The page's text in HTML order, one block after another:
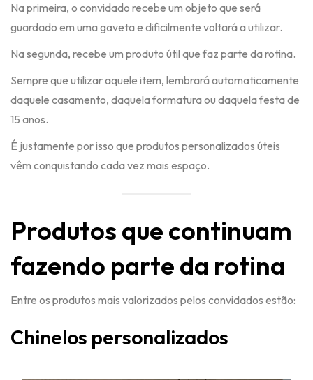
Na primeira, o convidado recebe um objeto que será
guardado em uma gaveta e dificilmente voltará a utilizar.
Na segunda, recebe um produto útil que faz parte da rotina.
Sempre que utilizar aquele item, lembrará automaticamente
daquele casamento, daquela formatura ou daquela festa de
15 anos.
É justamente por isso que produtos personalizados úteis
vêm conquistando cada vez mais espaço.
Produtos que continuam
fazendo parte da rotina
Entre os produtos mais valorizados pelos convidados estão:
Chinelos personalizados